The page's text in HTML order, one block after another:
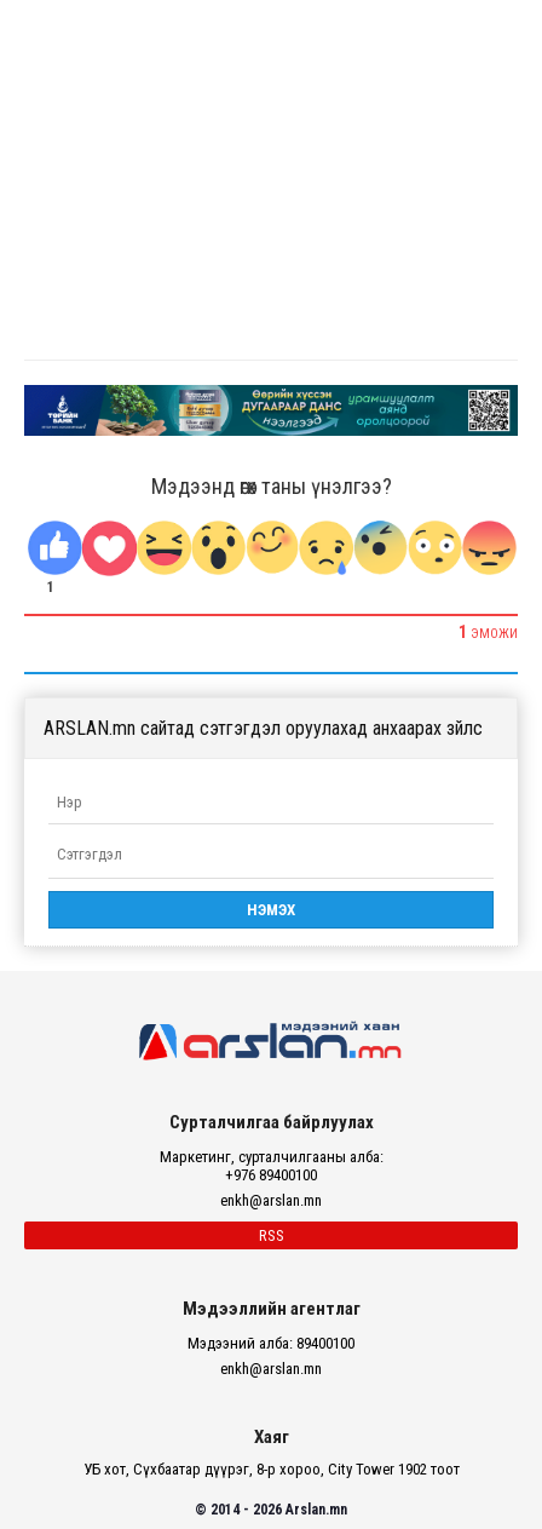
Мэдээнд өгөх таны үнэлгээ?
1
1 ЭМОЖИ
ARSLAN.mn сайтад сэтгэгдэл оруулахад анхаарах зүйлс
Сурталчилгаа байрлуулах
Маркетинг, сурталчилгааны алба:
+976 89400100
enkh@arslan.mn
RSS
Мэдээллийн агентлаг
Мэдээний алба: 89400100
enkh@arslan.mn
Хаяг
УБ хот, Сүхбаатар дүүрэг, 8-р хороо, City Tower 1902 тоот
© 2014 - 2026 Arslan.mn